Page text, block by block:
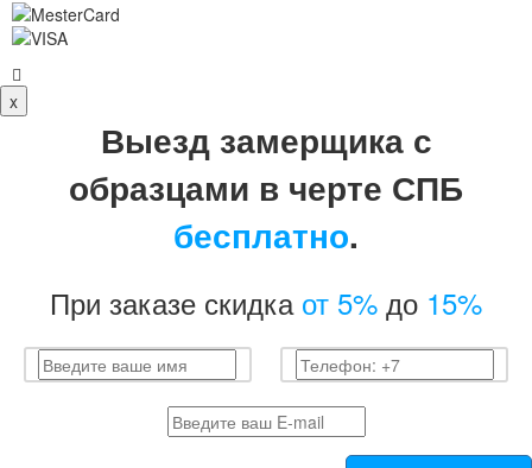
x
Выезд замерщика с
образцами в черте СПБ
бесплатно.
При заказе скидка от 5% до 15%